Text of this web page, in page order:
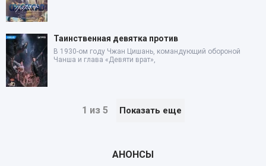
Таинственная девятка против
В 1930-ом году Чжан Цишань, командующий обороной
Чанша и глава «Девяти врат»,
1 из 5 Показать еще
АНОНСЫ